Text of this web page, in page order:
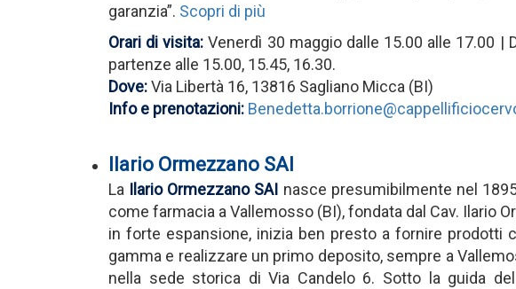
garanzia”. Scopri di più
Orari di visita: Venerdì 30 maggio dalle 15.00 alle 17.00
partenze alle 15.00, 15.45, 16.30.
Dove:Via Libertà 16, 13816 Sagliano Micca (BI)
Info e prenotazioni:
Ilario Ormezzano SAI
La Ilario Ormezzano SAI nasce presumibilmente nel
come farmacia a Vallemosso (BI), fondata dal Cav. Ilario
in forte espansione, inizia ben presto a fornire prodotti
gamma e realizzare un primo deposito, sempre a
nella sede storica di Via Candelo 6. Sotto la guida